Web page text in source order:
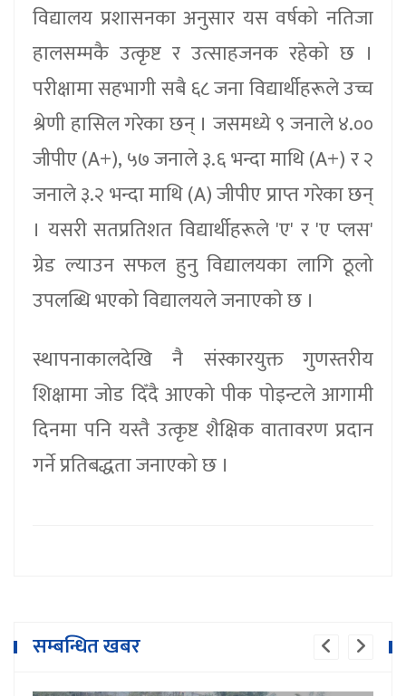
विद्यालय प्रशासनका अनुसार यस वर्षको नतिजा
हालसम्मकै उत्कृष्ट र उत्साहजनक रहेको छ ।
परीक्षामा सहभागी सबै ६८ जना विद्यार्थीहरूले उच्च
श्रेणी हासिल गरेका छन् । जसमध्ये ९ जनाले ४.००
जीपीए (A+), ५७ जनाले ३.६ भन्दा माथि (A+) र २
जनाले ३.२ भन्दा माथि (A) जीपीए प्राप्त गरेका छन्
। यसरी सतप्रतिशत विद्यार्थीहरूले 'ए' र 'ए प्लस'
ग्रेड ल्याउन सफल हुनु विद्यालयका लागि ठूलो
उपलब्धि भएको विद्यालयले जनाएकाे छ ।
स्थापनाकालदेखि नै संस्कारयुक्त गुणस्तरीय
शिक्षामा जोड दिँदै आएको पीक पोइन्टले आगामी
दिनमा पनि यस्तै उत्कृष्ट शैक्षिक वातावरण प्रदान
गर्ने प्रतिबद्धता जनाएको छ ।
सम्बन्धित खबर